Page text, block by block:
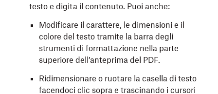
testo e digita il contenuto. Puoi anche:
Modificare il carattere, le dimensioni e il
colore del testo tramite la barra degli
strumenti di formattazione nella parte
superiore dell’anteprima del PDF.
Ridimensionare o ruotare la casella di testo
facendoci clic sopra e trascinando i cursori